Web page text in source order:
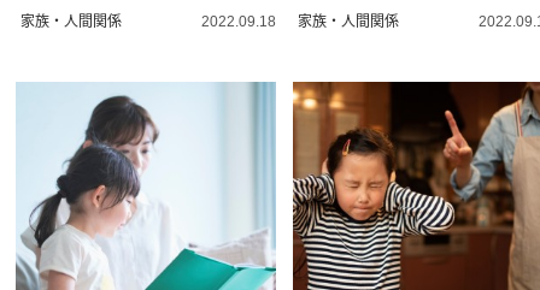
家族・人間関係 2022.09.18 家族・人間関係